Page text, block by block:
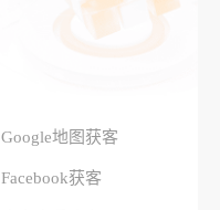
Google地图获客
Facebook获客